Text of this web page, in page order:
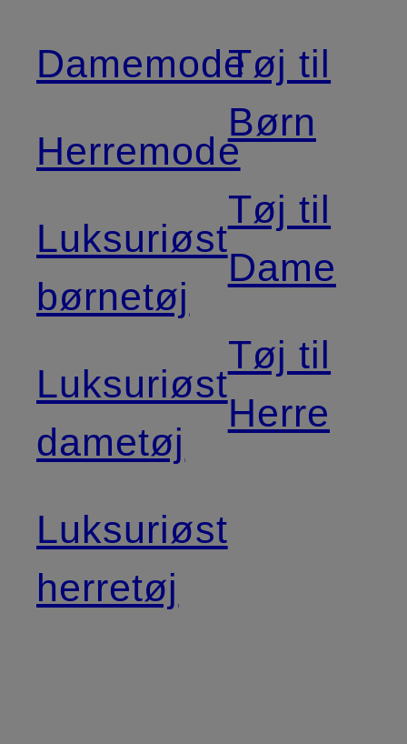
Damemode
Herremode
Luksuriøst
børnetøj
Luksuriøst
dametøj
Luksuriøst
herretøj
Tøj til
Børn
Tøj til
Dame
Tøj til
Herre